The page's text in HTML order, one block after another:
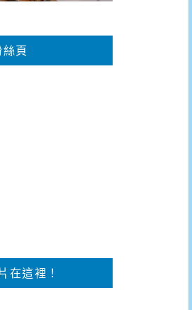
絲頁
在這裡！